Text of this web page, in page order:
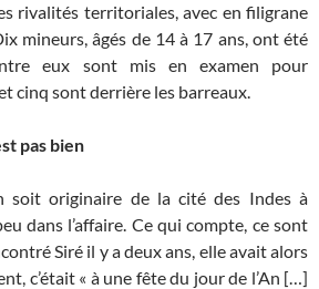
rivalités territoriales, avec en filigrane
mineurs, âgés de 14 à 17 ans, ont été
eux sont mis en examen pour
cinq sont derrière les barreaux.
pas bien
soit originaire de la cité des Indes à
dans l’affaire. Ce qui compte, ce sont
Siré il y a deux ans, elle avait alors
c’était « à une fête du jour de l’An […]